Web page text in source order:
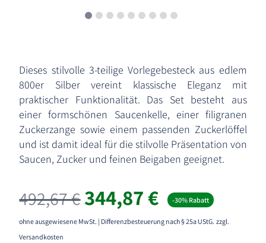
Dieses stilvolle 3-teilige Vorlegebesteck aus edlem
800er Silber vereint klassische Eleganz mit
praktischer Funktionalität. Das Set besteht aus
einer formschönen Saucenkelle, einer filigranen
Zuckerzange sowie einem passenden Zuckerlöffel
und ist damit ideal für die stilvolle Präsentation von
Saucen, Zucker und feinen Beigaben geeignet.
492,67€344,87€ -30% Rabatt
ohne ausgewiesene MwSt. | Differenzbesteuerung nach § 25a UStG. zzgl.
Versandkosten